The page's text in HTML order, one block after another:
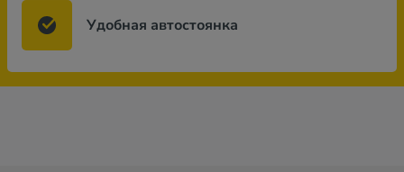
Удобная автостоянка